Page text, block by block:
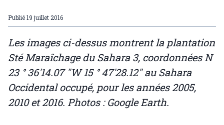
Publié19 juillet 2016
Les images ci-dessus montrent la plantation
Sté Maraîchage du Sahara 3, coordonnées N
23 ° 36'14.07 "W 15 ° 47'28.12" au Sahara
Occidental occupé, pour les années 2005,
2010 et 2016. Photos : Google Earth.